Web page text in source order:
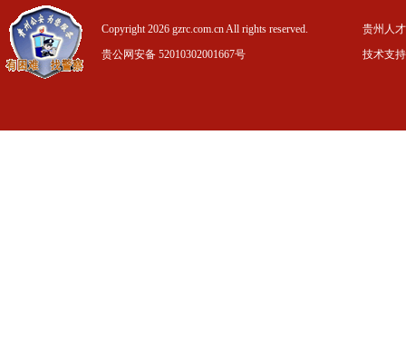
Copyright 2026 gzrc.com.cn All rights reserved.
贵公网安备 52010302001667号
贵州人
技术支